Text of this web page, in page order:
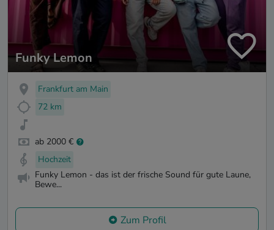
Funky Lemon
Frankfurt am Main
72 km
ab 2000 €
Hochzeit
Funky Lemon - das ist der frische Sound für gute Laune,
Bewe...
Zum Profil